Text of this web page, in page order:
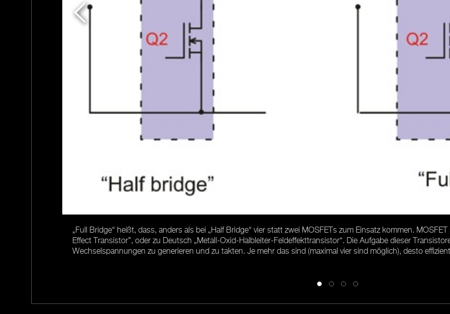
„Full Bridge“ heißt, dass, anders als bei „Half Bridge“ vier statt zwei MOSFETs zum Einsatz kommen.
Effect Transistor”, oder zu Deutsch „Metall-Oxid-Halbleiter-Feldeffekttransistor“. Die Aufgabe dieser
Wechselspannungen zu generieren und zu takten. Je mehr das sind (maximal vier sind möglich), desto